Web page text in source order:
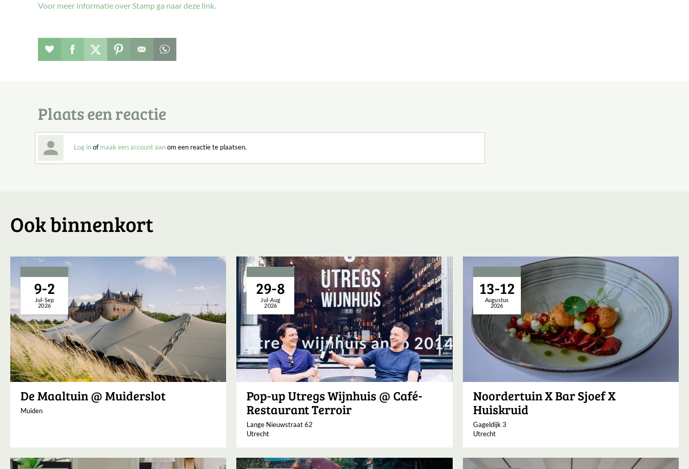
Voor meer informatie over Stamp ga naar deze link.
Evenement toevoegen aan favorieten
Deel dit op facebook
Deel dit op twitter
Deel dit op pinterest
Plaats een reactie
Log inofmaak een account aanom een reactie te plaatsen.
Ook binnenkort
9-2
Jul-Sep
2026
De Maaltuin @ Muiderslot
Muiden
29-8
Jul-Aug
2026
Pop-up Utregs Wijnhuis @ Café-
Restaurant Terroir
Lange Nieuwstraat 62
Utrecht
13-12
Augustus
2026
Noordertuin X Bar Sjoef X
Huiskruid
Gageldijk 3
Utrecht